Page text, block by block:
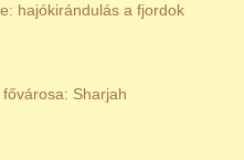
hajókirándulás a fjordok
Sharjah